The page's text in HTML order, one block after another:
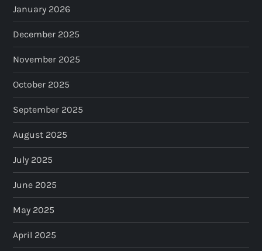
January 2026
December 2025
November 2025
October 2025
September 2025
August 2025
July 2025
June 2025
May 2025
April 2025